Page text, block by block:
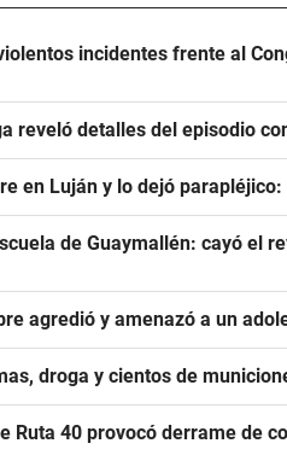
incidentes frente al
reveló detalles del episodio
en Luján y lo dejó
de Guaymallén: cayó el
agredió y amenazó a un
droga y cientos de
Ruta 40 provocó derrame de